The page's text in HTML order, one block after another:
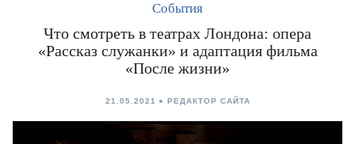
События
Что смотреть в театрах Лондона: опера
«Рассказ служанки» и адаптация фильма
«После жизни»
21.05.2021 РЕДАКТОР САЙТА